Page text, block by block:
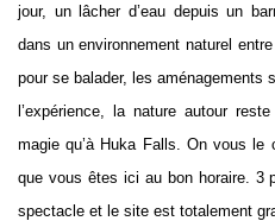
jour, un lâcher d’eau depuis un
dans un environnement naturel
pour se balader, les aménagements
l’expérience, la nature autour
magie qu’à Huka Falls. On vous
que vous êtes ici au bon horaire. 3
spectacle et le site est totalement